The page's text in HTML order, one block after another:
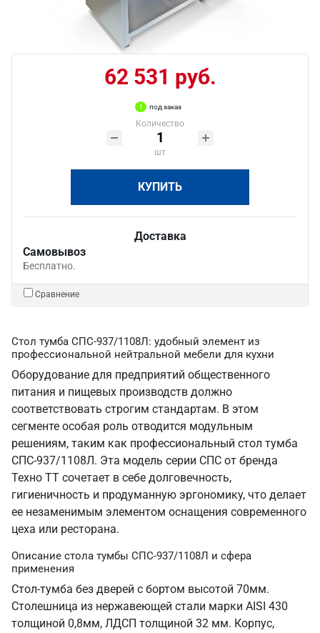
62 531 руб.
под заказ
Количество
шт
КУПИТЬ
Доставка
Самовывоз
Бесплатно.
Сравнение
Стол тумба СПС-937/1108Л: удобный элемент из
профессиональной нейтральной мебели для кухни
Оборудование для предприятий общественного
питания и пищевых производств должно
соответствовать строгим стандартам. В этом
сегменте особая роль отводится модульным
решениям, таким как профессиональный стол тумба
СПС-937/1108Л. Эта модель серии СПС от бренда
Техно ТТ сочетает в себе долговечность,
гигиеничность и продуманную эргономику, что делает
ее незаменимым элементом оснащения современного
цеха или ресторана.
Описание стола тумбы СПС-937/1108Л и сфера
применения
Стол-тумба без дверей с бортом высотой 70мм.
Столешница из нержавеющей стали марки AISI 430
толщиной 0,8мм, ЛДСП толщиной 32 мм. Корпус,